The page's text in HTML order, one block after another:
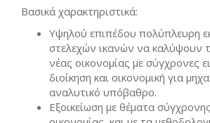
Βασικά χαρακτηριστικά:
Υψηλού επιπέδου πολύπλευρη
στελεχών ικανών να καλύψουν
νέας οικονομίας με σύγχρονες
διοίκηση και οικονομική για
αναλυτικό υπόβαθρο.
Εξοικείωση με θέματα